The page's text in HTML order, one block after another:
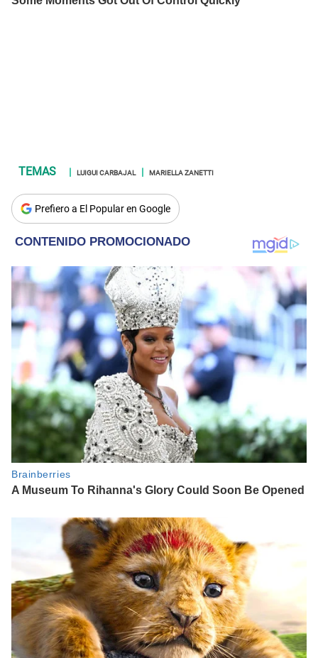
LUIGUI CARBAJAL MARIELLA ZANETTI
Prefiero a El Popular en Google